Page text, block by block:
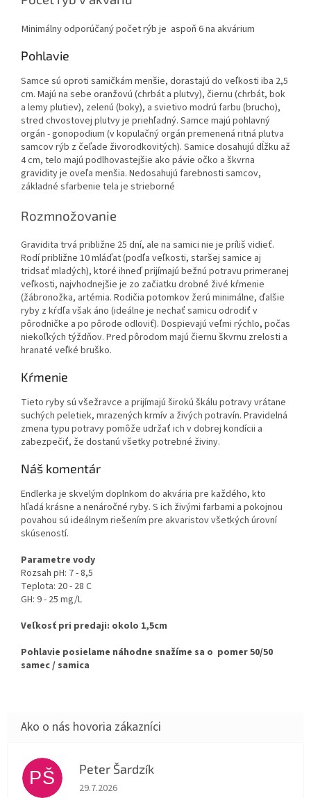
Minimálny odporúčaný počet rýb je aspoň 6 na akvárium
Pohlavie
Samce sú oproti samičkám menšie, dorastajú do veľkosti iba 2,5
cm. Majú na sebe oranžovú (chrbát a plutvy), čiernu (chrbát, bok
a lemy plutiev), zelenú (boky), a svietivo modrú farbu (brucho),
stred chvostovej plutvy je priehľadný. Samce majú pohlavný
orgán - gonopodium (v kopulačný orgán premenená ritná plutva
samcov rýb z čeľade živorodkovitých). Samice dosahujú dĺžku až
4 cm, telo majú podlhovastejšie ako pávie očko a škvrna
gravidity je oveľa menšia. Nedosahujú farebnosti samcov,
základné sfarbenie tela je strieborné
Rozmnožovanie
Gravidita trvá približne 25 dní, ale na samici nie je príliš vidieť.
Rodí približne 10 mláďat (podľa veľkosti, staršej samice aj
tridsať mladých), ktoré ihneď prijímajú bežnú potravu primeranej
veľkosti, najvhodnejšie je zo začiatku drobné živé kŕmenie
(žábronožka, artémia. Rodičia potomkov žerú minimálne, ďalšie
ryby z kŕdľa však áno (ideálne je nechať samicu odrodiť v
pôrodničke a po pôrode odloviť). Dospievajú veľmi rýchlo, počas
niekoľkých týždňov. Pred pôrodom majú čiernu škvrnu zrelosti a
hranaté veľké bruško.
Kŕmenie
Tieto ryby sú všežravce a prijímajú širokú škálu potravy vrátane
suchých peletiek, mrazených krmív a živých potravín. Pravidelná
zmena typu potravy pomôže udržať ich v dobrej kondícii a
zabezpečiť, že dostanú všetky potrebné živiny.
Náš komentár
Endlerka je skvelým doplnkom do akvária pre každého, kto
hľadá krásne a nenáročné ryby. S ich živými farbami a pokojnou
povahou sú ideálnym riešením pre akvaristov všetkých úrovní
skúseností.
Parametre vody
Rozsah pH: 7 - 8,5
Teplota: 20 - 28 C
GH: 9 - 25 mg/L
Veľkosť pri predaji: okolo 1,5cm
Pohlavie posielame náhodne snažíme sa o pomer 50/50
samec / samica
PŠ Peter Šardzík
Hodnotenie obchodu je 5 z 5 hviezdičiek.
29.7.2026